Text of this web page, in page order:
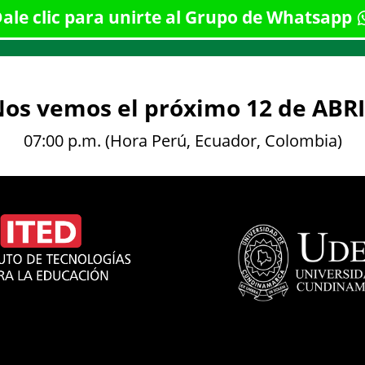
clic para unirte al Grupo de Whatsapp
vemos el próximo 12 de
07:00 p.m. (Hora Perú, Ecuador, Colombia)